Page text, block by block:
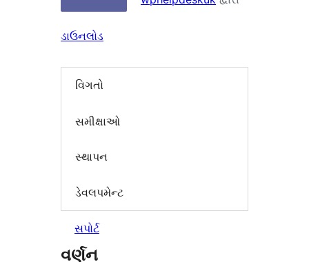
ડાઉનલોડ
વિગતો
સમીક્ષાઓ
સ્થાપન
ડેવલપમેન્ટ
સપોર્ટ
વર્ણન